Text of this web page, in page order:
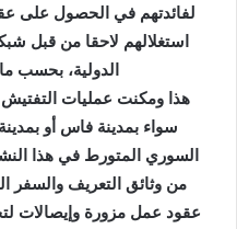
و
ن
لفائدتهم في الحصول على
استغلالهم لاحقا من قبل
الدولية، بحسب
هذا ومكنت عمليات
سواء بمدينة فاس أو
السوري المتورط في هذا
من وثائق التعريف والسفر
عقود عمل مزورة وإيصالات